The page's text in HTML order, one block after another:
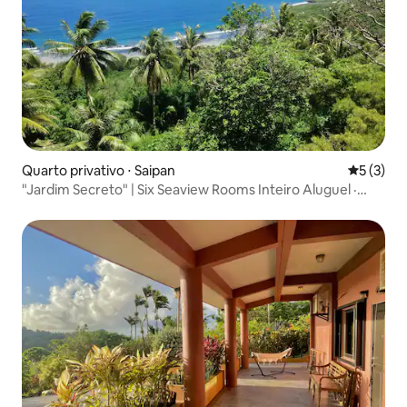
Quarto privativo ⋅ Saipan 5 de
5 (3)
"Jardim Secreto" | Six Seaview Rooms Inteiro Aluguel ·